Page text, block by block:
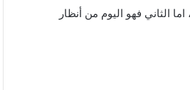
الثاني فهو اليوم من أنظار